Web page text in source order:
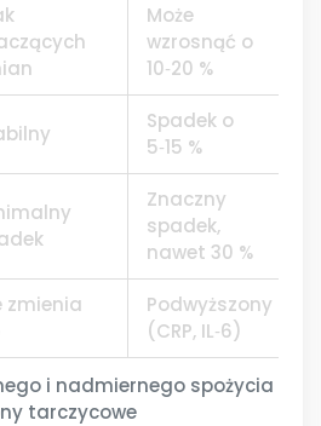
i nadmiernego spożycia
tarczycowe
Może
wzrosnąć o
10‑20 %
Spadek o
5‑15 %
Znaczny
spadek,
nawet 30 %
zmienia
Podwyższony
(CRP, IL‑6)